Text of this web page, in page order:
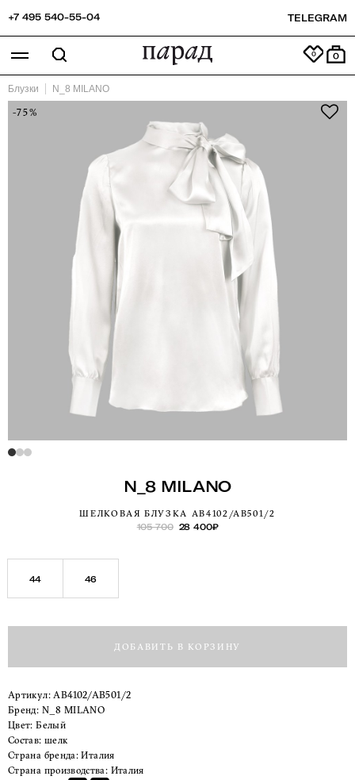
+7 495 540-55-04 TELEGRAM
0
Блузки N_8 MILANO
-75%
N_8 MILANO
ШЕЛКОВАЯ БЛУЗКА AB4102/AB501/2
105 700 28 400₽
44 46
ДОБАВИТЬ В КОРЗИНУ
Артикул:AB4102/AB501/2
Бренд:
N_8 MILANO
Цвет:
Белый
Состав: шелк
Страна бренда: Италия
Страна производства: Италия